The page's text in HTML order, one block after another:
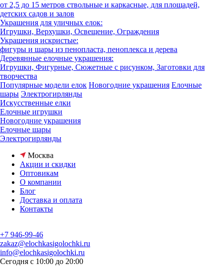
от 2,5 до 15 метров ствольные и каркасные, для площадей,
детских садов и залов
Украшения для уличных елок:
Игрушки, Верхушки, Освещение, Ограждения
Украшения искристые:
фигуры и шары из пенопласта, пеноплекса и дерева
Деревянные елочные украшения:
Игрушки, Фигурные, Сюжетные с рисунком, Заготовки для
творчества
Популярные модели елок Новогодние украшения Елочные
шары Электрогирлянды
Искусственные елки
Елочные игрушки
Новогодние украшения
Елочные шары
Электрогирлянды
Москва
Акции и скидки
Оптовикам
О компании
Блог
Доставка и оплата
Контакты
+7 946-99-46
zakaz@elochkasigolochki.ru
info@elochkasigolochki.ru
Сегодня с 10:00 до 20:00